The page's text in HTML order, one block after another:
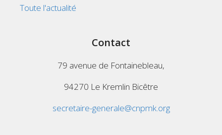
Toute l'actualité
Contact
79 avenue de Fontainebleau,
94270 Le Kremlin Bicêtre
secretaire-generale@cnpmk.org